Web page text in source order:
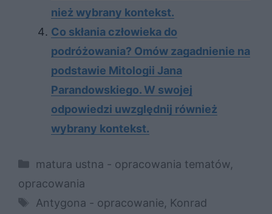
nież wy­bra­ny kon­tekst.
Co skłania człowieka do
podróżowania? Omów zagadnienie na
podstawie Mitologii Jana
Parandowskiego. W swojej
odpowiedzi uwzględnij również
wybrany kontekst.
Kategorie
matura ustna - opracowania tematów,
opracowania
Tagi
Antygona - opracowanie, Konrad